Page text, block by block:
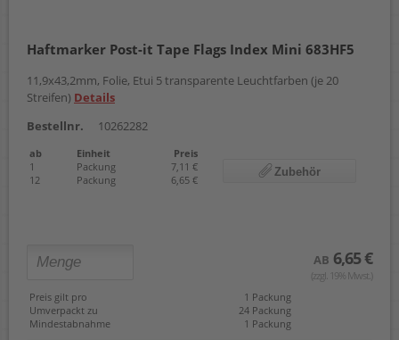
Haftmarker Post-it Tape Flags Index Mini 683HF5
11,9x43,2mm, Folie, Etui 5 transparente Leuchtfarben (je 20
Streifen) Details
Bestellnr.
10262282
ab Einheit
Preis
1
Packung
7,11 €
12
Packung 6,65 €
Zubehör
AB 6,65 €
(zzgl. 19% Mwst.)
Preis gilt pro
1 Packung
Umverpackt zu
24 Packung
Mindestabnahme
1 Packung